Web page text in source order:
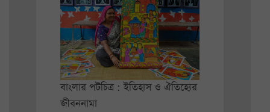
বাংলার পটচিত্র : ইতিহাস ও ঐতিহ্যের
জীবননামা